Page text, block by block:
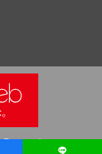
Reserved.